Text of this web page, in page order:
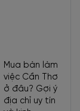
Mua bàn làm
việc Cần Thơ
ở đâu? Gợi ý
địa chỉ uy tín